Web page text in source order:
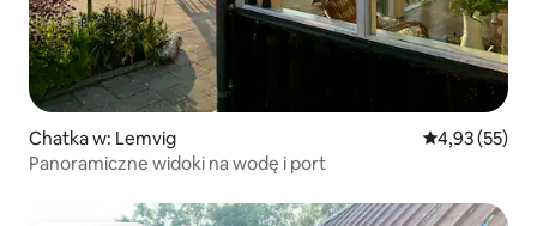
Chatka w: Lemvig Średnia
4,93 (55)
Panoramiczne widoki na wodę i port